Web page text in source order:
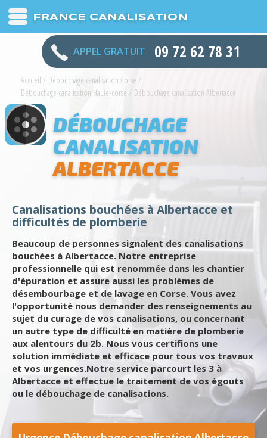
FRANCE CANALISATION
APPEL GRATUIT 09 72 62 78 31
Accueil / Débouchage canalisation Corse /
Débouchage canalisation Haute-corse / Débouchage canalisation Albertacce
DÉBOUCHAGE
CANALISATION
ALBERTACCE
Canalisations bouchées à Albertacce et
difficultés de plomberie
Beaucoup de personnes signalent des canalisations
bouchées à Albertacce. Notre entreprise
professionnelle qui est renommée dans les chantier
d'épuration et assure aussi les problèmes de
désembourbage et de lavage en Corse. Vous avez
l'opportunité nous demander des renseignements au
sujet du curage de vos canalisations, ou concernant
un autre type de difficulté en matière de plomberie
aux alentours du 2b. Nous vous certifions une
solution immédiate et efficace pour tous vos travaux
et vos urgences.Notre service parcourt les 3 à
Albertacce et effectue le traitement de vos égouts
ou le débouchage de canalisations.